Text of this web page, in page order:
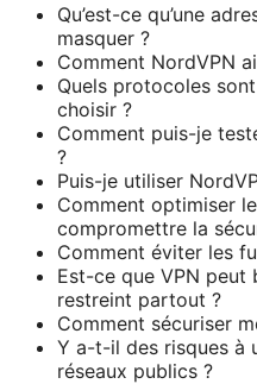
Qu’est-ce qu’une
masquer ?
Comment NordVPN
Quels protocoles
choisir ?
Comment puis-je
?
Puis-je utiliser
Comment optimiser
compromettre la
Comment éviter les
Est-ce que VPN
restreint partout ?
Comment sécuriser
Y a-t-il des risques à
réseaux publics ?